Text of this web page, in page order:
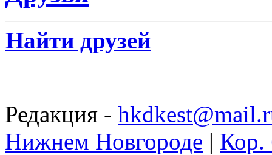
Найти друзей
Редакция -
Нижнем Новгороде | Кор.